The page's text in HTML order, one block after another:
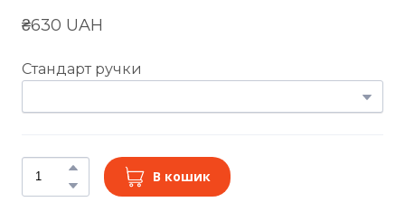
₴630 UAH
Стандарт ручки
В кошик